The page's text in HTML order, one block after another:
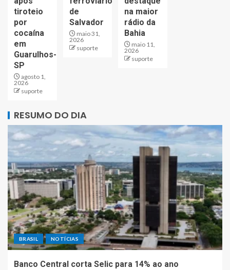
tiroteio
por
cocaína
em
Guarulhos-
SP
agosto 1,
2026
suporte
de
Salvador
maio 31,
2026
suporte
na maior
rádio da
Bahia
maio 11,
2026
suporte
RESUMO DO DIA
BRASIL NOTÍCIAS
Banco Central corta Selic para 14% ao ano